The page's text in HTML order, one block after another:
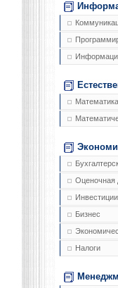
Математика
Оценочная
Инвестиции
Бизнес
Налоги